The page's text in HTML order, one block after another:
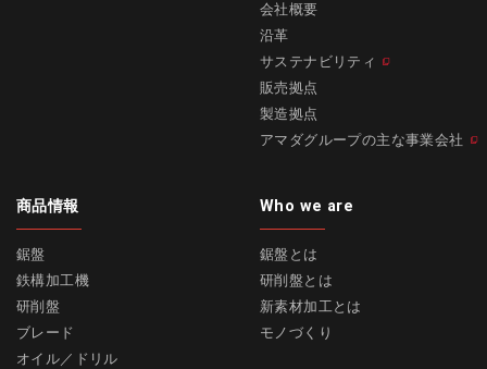
会社概要
沿革
サステナビリティ
販売拠点
製造拠点
アマダグループの主な事業会社
商品情報
鋸盤
鉄構加工機
研削盤
ブレード
オイル／ドリル
Who we are
鋸盤とは
研削盤とは
新素材加工とは
モノづくり